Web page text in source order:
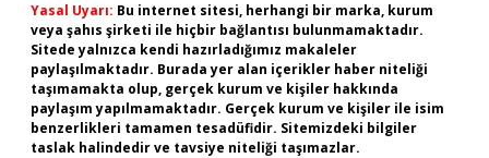
Yasal Uyarı: Bu internet sitesi, herhangi bir marka, kurum
veya şahıs şirketi ile hiçbir bağlantısı bulunmamaktadır.
Sitede yalnızca kendi hazırladığımız makaleler
paylaşılmaktadır. Burada yer alan içerikler haber niteliği
taşımamakta olup, gerçek kurum ve kişiler hakkında
paylaşım yapılmamaktadır. Gerçek kurum ve kişiler ile isim
benzerlikleri tamamen tesadüfidir. Sitemizdeki bilgiler
taslak halindedir ve tavsiye niteliği taşımazlar.